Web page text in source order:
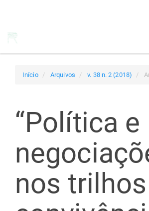
Início Arquivos v. 38 n. 2 (2018)
“Política e
nos